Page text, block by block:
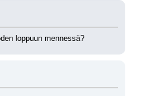
loppuun mennessä?